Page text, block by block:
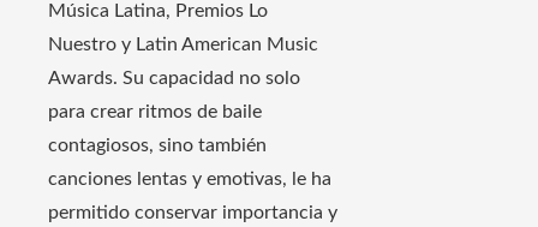
Música Latina, Premios Lo
Nuestro y Latin American Music
Awards. Su capacidad no solo
para crear ritmos de baile
contagiosos, sino también
canciones lentas y emotivas, le ha
permitido conservar importancia y